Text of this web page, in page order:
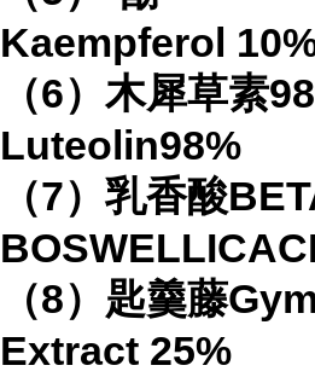
Kaempferol
（6）木犀草素
Luteolin98%
（7）乳香酸
（8）匙羹藤
Extract 25%